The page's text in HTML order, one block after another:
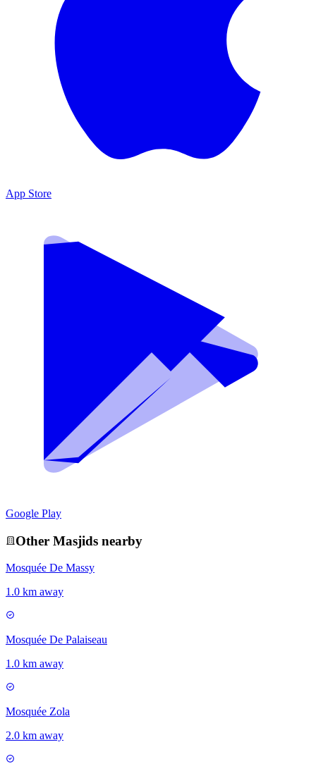
App Store
Google Play
Other Masjids nearby
Mosquée De Massy
1.0 km away
Mosquée De Palaiseau
1.0 km away
Mosquée Zola
2.0 km away